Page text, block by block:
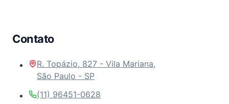
Contato
R. Topázio, 827 - Vila Mariana,
São Paulo - SP
(11) 96451-0628